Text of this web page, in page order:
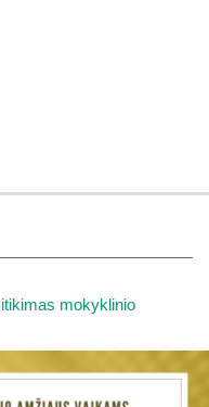
mokyklinio